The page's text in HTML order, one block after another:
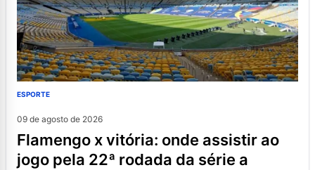
ESPORTE
09 de agosto de 2026
flamengo x vitória: onde assistir ao
jogo pela 22ª rodada da série a